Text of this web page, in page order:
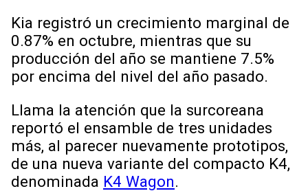
Kia registró un crecimiento marginal de
0.87% en octubre, mientras que su
producción del año se mantiene 7.5%
por encima del nivel del año pasado.
Llama la atención que la surcoreana
reportó el ensamble de tres unidades
más, al parecer nuevamente prototipos,
de una nueva variante del compacto K4,
denominada K4 Wagon.